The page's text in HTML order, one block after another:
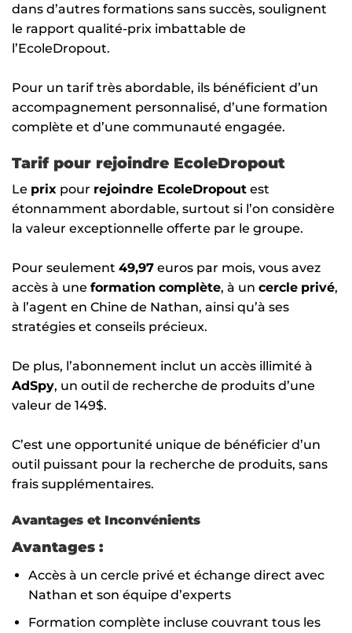
dans d’autres formations sans succès, soulignent
le rapport qualité-prix imbattable de
l’EcoleDropout.
Pour un tarif très abordable, ils bénéficient d’un
accompagnement personnalisé, d’une formation
complète et d’une communauté engagée.
Tarif pour rejoindre EcoleDropout
Le prix pour rejoindre EcoleDropout est
étonnamment abordable, surtout si l’on considère
la valeur exceptionnelle offerte par le groupe.
Pour seulement 49,97 euros par mois, vous avez
accès à une formation complète, à un cercle privé,
à l’agent en Chine de Nathan, ainsi qu’à ses
stratégies et conseils précieux.
De plus, l’abonnement inclut un accès illimité à
AdSpy, un outil de recherche de produits d’une
valeur de 149$.
C’est une opportunité unique de bénéficier d’un
outil puissant pour la recherche de produits, sans
frais supplémentaires.
Avantages et Inconvénients
Avantages :
Accès à un cercle privé et échange direct avec
Nathan et son équipe d’experts
Formation complète incluse couvrant tous les